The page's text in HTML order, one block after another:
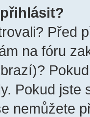
Před
na fóru
Pokud jste
nemůžete